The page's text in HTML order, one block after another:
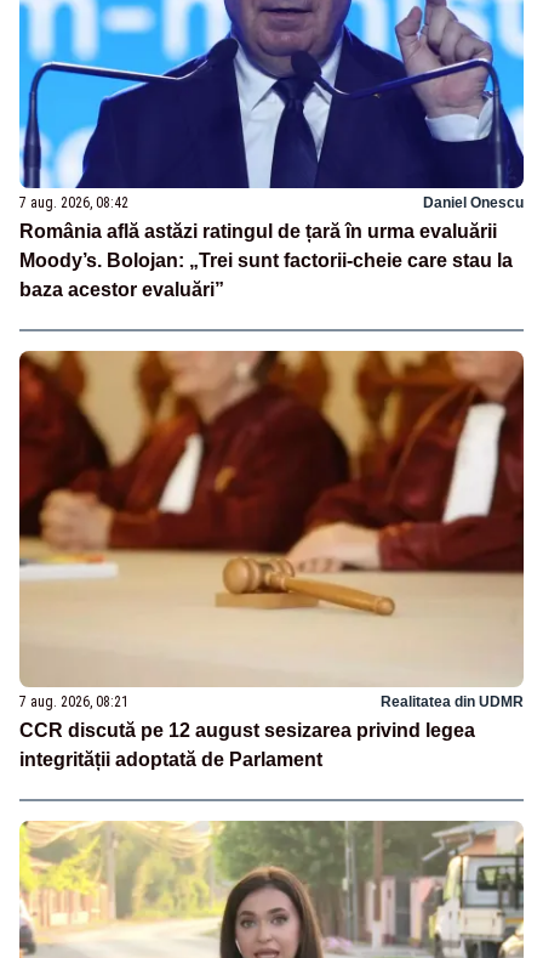
7 aug. 2026, 08:42 Daniel Onescu
România află astăzi ratingul de țară în urma evaluării
Moody’s. Bolojan: „Trei sunt factorii-cheie care stau la
baza acestor evaluări”
7 aug. 2026, 08:21 Realitatea din UDMR
CCR discută pe 12 august sesizarea privind legea
integrității adoptată de Parlament